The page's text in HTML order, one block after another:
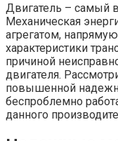
Двигатель – самый
Механическая
агрегатом,
характеристики
причиной
двигателя.
повышенной
беспроблемно
данного